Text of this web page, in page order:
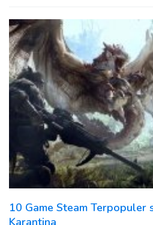
10 Game Steam Terpopuler